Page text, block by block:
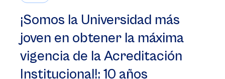
¡Somos la Universidad más
joven en obtener la máxima
vigencia de la Acreditación
Institucional!: 10 años